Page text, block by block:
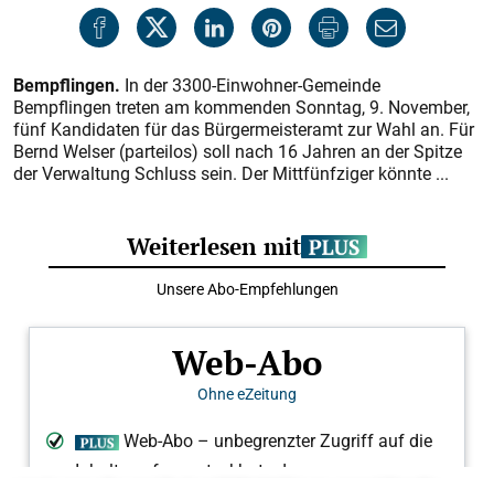
Bempflingen. In der 3300-Einwohner-Gemeinde
Bempflingen treten am kommenden Sonntag, 9. November,
fünf Kandidaten für das Bürgermeisteramt zur Wahl an. Für
Bernd Welser (parteilos) soll nach 16 Jahren an der Spitze
der Verwaltung Schluss sein. Der Mittfünfziger könnte ...